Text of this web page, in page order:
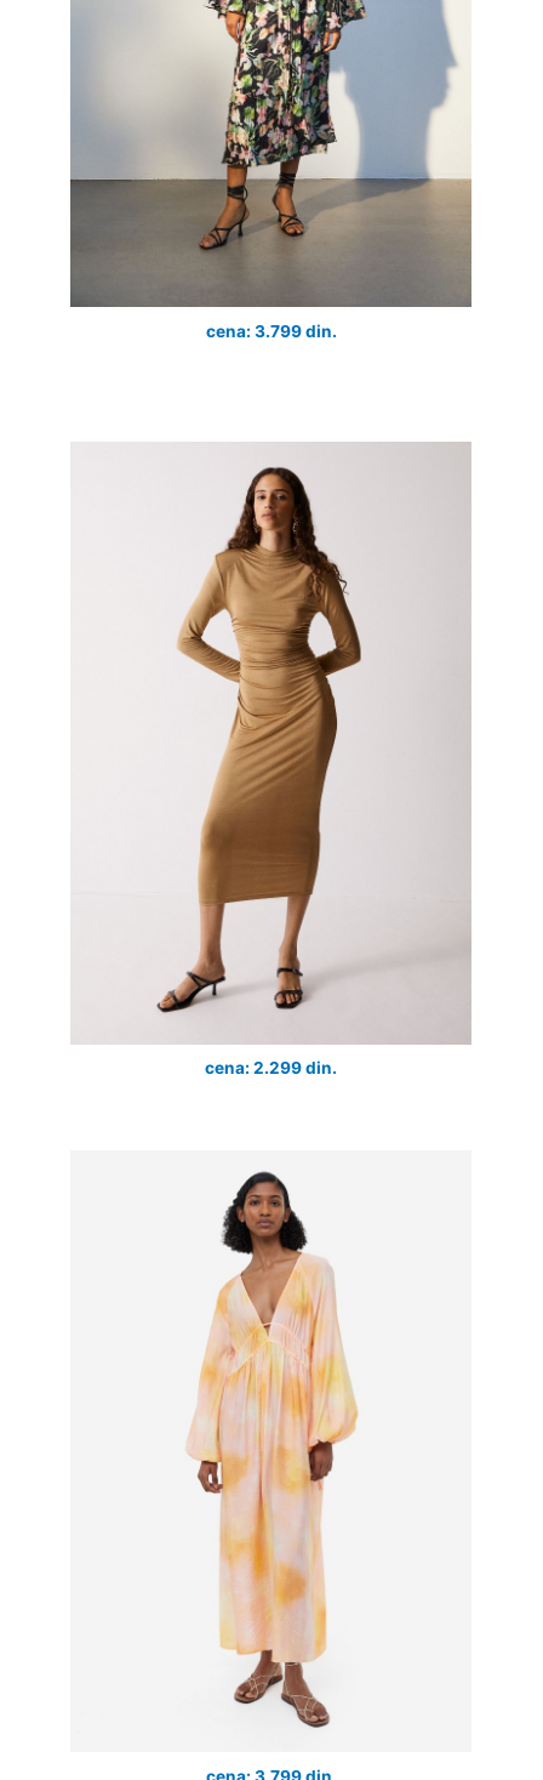
cena: 3.799 din.
cena: 2.299 din.
cena: 3.799 din.